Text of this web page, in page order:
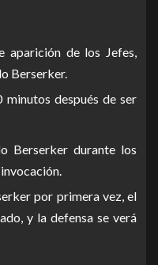
aparición de los Jefes,
Berserker.
minutos después de ser
Berserker durante los
por primera vez, el
y la defensa se verá